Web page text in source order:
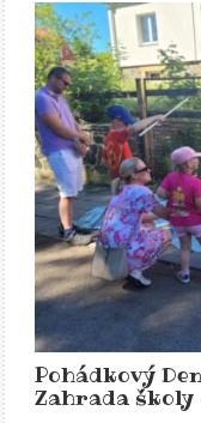
Pohádkový
Zahrada školy